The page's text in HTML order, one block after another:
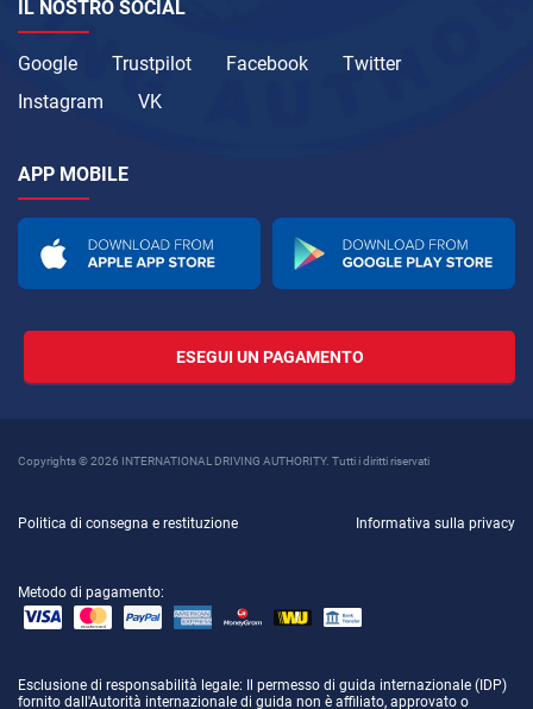
IL NOSTRO SOCIAL
Google Trustpilot Facebook
Twitter
Instagram
VK
APP MOBILE
ESEGUI UN PAGAMENTO
Copyrights © 2026 INTERNATIONAL DRIVING AUTHORITY. Tutti i diritti riservati
Politica di consegna e restituzione Informativa sulla privacy
Metodo di pagamento:
Esclusione di responsabilità legale: Il permesso di guida internazionale (IDP)
fornito dall'Autorità internazionale di guida non è affiliato, approvato o